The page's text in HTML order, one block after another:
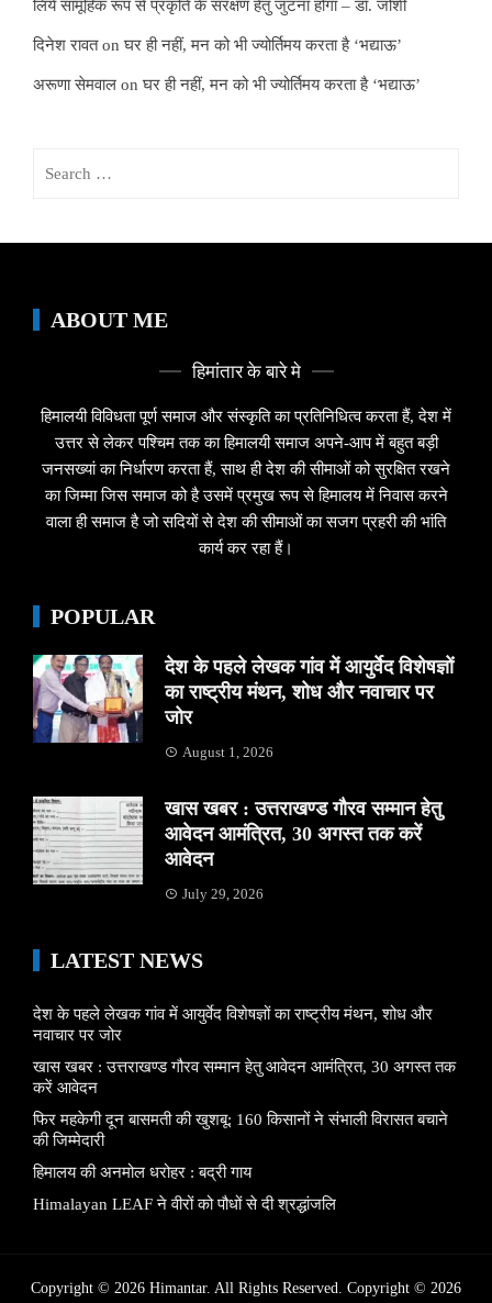
लिये सामूहिक रूप से प्रकृति के संरक्षण हेतु जुटना होगा – डॉ. जोशी
दिनेश रावतonघर ही नहीं, मन को भी ज्योर्तिमय करता है ‘भद्याऊ’
अरूणा सेमवाल onघर ही नहीं, मन को भी ज्योर्तिमय करता है ‘भद्याऊ’
ABOUT ME
हिमांतार के बारे मे
हिमालयी विविधता पूर्ण समाज और संस्कृति का प्रतिनिधित्व करता हैं, देश में
उत्तर से लेकर पश्चिम तक का हिमालयी समाज अपने-आप में बहुत बड़ी
जनसख्यां का निर्धारण करता हैं, साथ ही देश की सीमाओं को सुरक्षित रखने
का जिम्मा जिस समाज को है उसमें प्रमुख रूप से हिमालय में निवास करने
वाला ही समाज है जो सदियों से देश की सीमाओं का सजग प्रहरी की भांति
कार्य कर रहा हैं।
POPULAR
देश के पहले लेखक गांव में आयुर्वेद विशेषज्ञों
का राष्ट्रीय मंथन, शोध और नवाचार पर
जोर
August 1, 2026
खास खबर : उत्तराखण्ड गौरव सम्मान हेतु
आवेदन आमंत्रित, 30 अगस्त तक करें
आवेदन
July 29, 2026
LATEST NEWS
देश के पहले लेखक गांव में आयुर्वेद विशेषज्ञों का राष्ट्रीय मंथन, शोध और
नवाचार पर जोर
खास खबर : उत्तराखण्ड गौरव सम्मान हेतु आवेदन आमंत्रित, 30 अगस्त तक
करें आवेदन
फिर महकेगी दून बासमती की खुशबू: 160 किसानों ने संभाली विरासत बचाने
की जिम्मेदारी
हिमालय की अनमोल धरोहर : बद्री गाय
Himalayan LEAF ने वीरों को पौधों से दी श्रद्धांजलि
Copyright © 2026 Himantar. All Rights Reserved. Copyright © 2026